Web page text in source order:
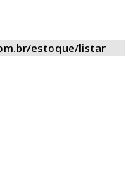
estoque/listar